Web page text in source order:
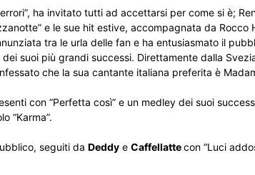
ha invitato tutti ad accettarsi per come si è;
e le sue hit estive, accompagnata da Rocco
tra le urla delle fan e ha entusiasmato il
suoi più grandi successi. Direttamente dalla
che la sua cantante italiana preferita è
con “Perfetta così” e un medley dei suoi
“Karma”.
seguiti da Deddy e Caffellattecon “Luci